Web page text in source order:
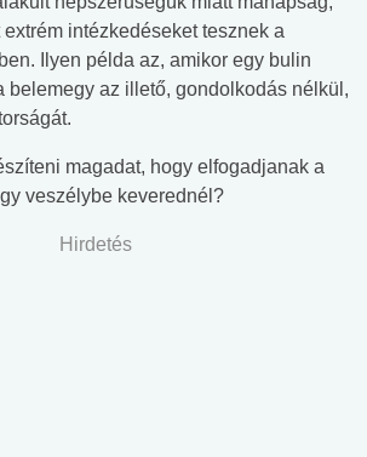
intézkedéseket tesznek a
Ilyen példa az, amikor egy bulin
belemegy az illető, gondolkodás nélkül,
magadat, hogy elfogadjanak a
veszélybe keverednél?
Hirdetés